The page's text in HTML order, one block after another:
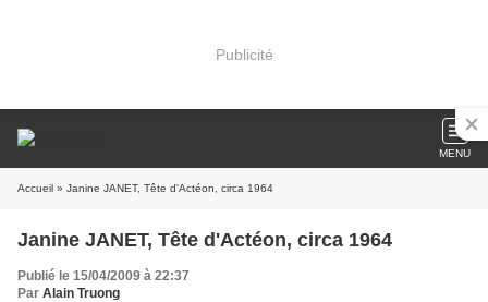
Publicité
MENU
Accueil » Janine JANET, Tête d'Actéon, circa 1964
Janine JANET, Tête d'Actéon, circa 1964
Publié le 15/04/2009 à 22:37
Par Alain Truong